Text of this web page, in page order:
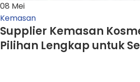
08 Mei
Kemasan
Supplier Kemasan
Pilihan Lengkap untuk